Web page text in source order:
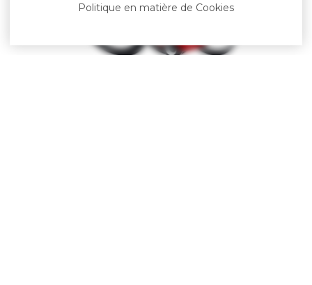
Politique en matière de Cookies